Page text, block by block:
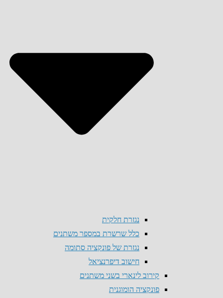
נגזרת חלקית
כלל שרשרת במספר משתנים
נגזרת של פונקציה סתומה
חישוב דיפרנציאל
קירוב לינארי בשני משתנים
פונקציה הומוגנית